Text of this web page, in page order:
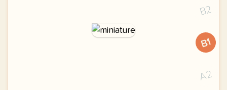
B2
B1
A2